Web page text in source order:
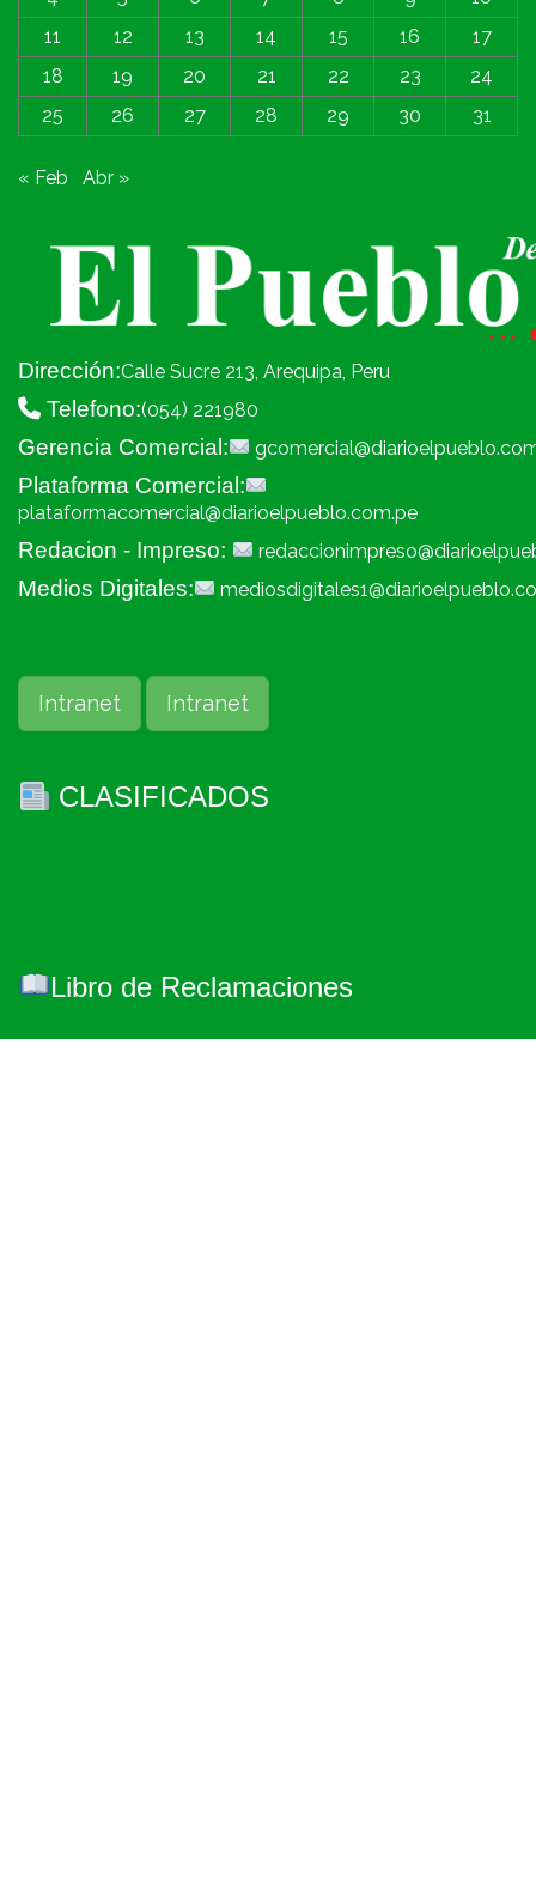
11
12 13 14 15 16
17
18
19 20 21 22 23
24
25
26 27 28 29 30 31
« Feb Abr »
Dirección:Calle Sucre 213, Arequipa, Peru
Telefono:(054) 221980
Gerencia Comercial:
Plataforma Comercial:
plataformacomercial@diarioelpueblo.com.pe
Redacion - Impreso:
Medios Digitales:
Intranet Intranet
CLASIFICADOS
Libro de Reclamaciones